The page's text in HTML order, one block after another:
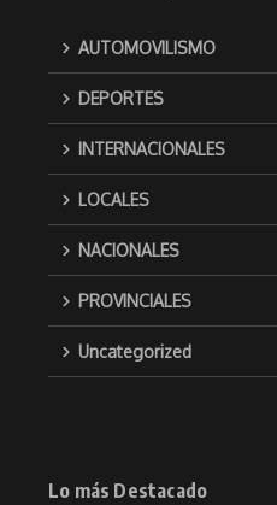
AUTOMOVILISMO
DEPORTES
INTERNACIONALES
LOCALES
NACIONALES
PROVINCIALES
Uncategorized
Lo más Destacado